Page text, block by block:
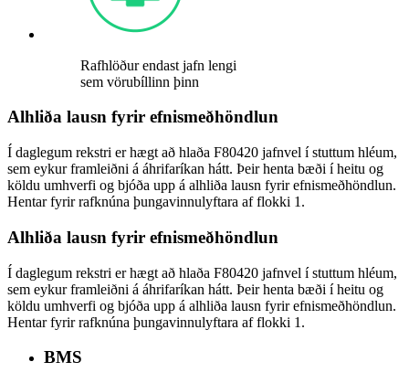
Rafhlöður endast jafn lengi
sem vörubíllinn þinn
Alhliða lausn fyrir efnismeðhöndlun
Í daglegum rekstri er hægt að hlaða F80420 jafnvel í stuttum hléum,
sem eykur framleiðni á áhrifaríkan hátt. Þeir henta bæði í heitu og
köldu umhverfi og bjóða upp á alhliða lausn fyrir efnismeðhöndlun.
Hentar fyrir rafknúna þungavinnulyftara af flokki 1.
Alhliða lausn fyrir efnismeðhöndlun
Í daglegum rekstri er hægt að hlaða F80420 jafnvel í stuttum hléum,
sem eykur framleiðni á áhrifaríkan hátt. Þeir henta bæði í heitu og
köldu umhverfi og bjóða upp á alhliða lausn fyrir efnismeðhöndlun.
Hentar fyrir rafknúna þungavinnulyftara af flokki 1.
BMS